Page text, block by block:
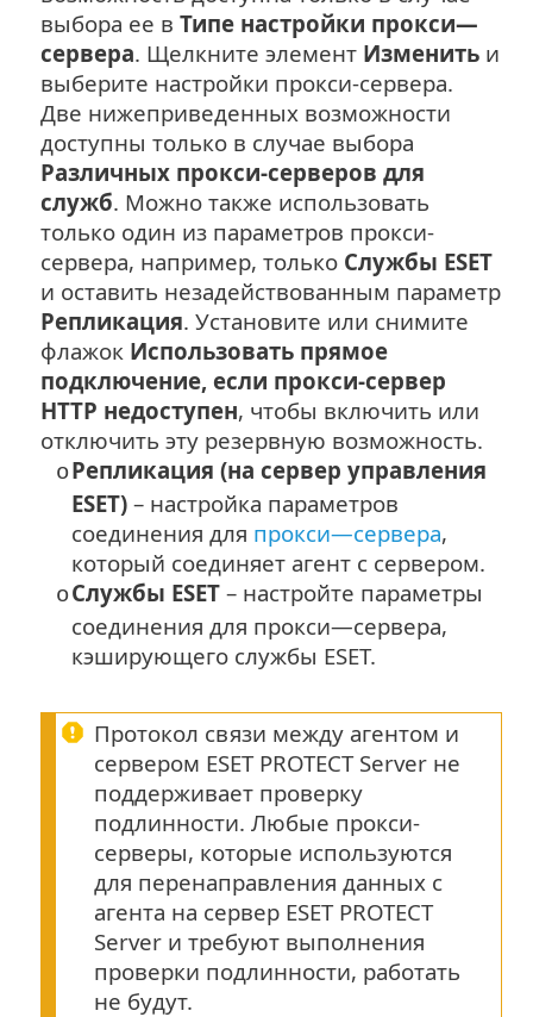
выбора ее в Типе настройки прокси—
сервера. Щелкните элемент Изменить и
выберите настройки прокси-сервера.
Две нижеприведенных возможности
доступны только в случае выбора
Различных прокси-серверов для
служб. Можно также использовать
только один из параметров прокси-
сервера, например, только Службы ESET
и оставить незадействованным параметр
Репликация. Установите или снимите
флажок Использовать прямое
подключение, если прокси-сервер
HTTP недоступен, чтобы включить или
отключить эту резервную возможность.
oРепликация (на сервер управления
ESET) – настройка параметров
соединения для прокси—сервера,
который соединяет агент с сервером.
oСлужбы ESET – настройте параметры
соединения для прокси—сервера,
кэширующего службы ESET.
Протокол связи между агентом и
сервером ESET PROTECT Server не
поддерживает проверку
подлинности. Любые прокси-
серверы, которые используются
для перенаправления данных с
агента на сервер ESET PROTECT
Server и требуют выполнения
проверки подлинности, работать
не будут.